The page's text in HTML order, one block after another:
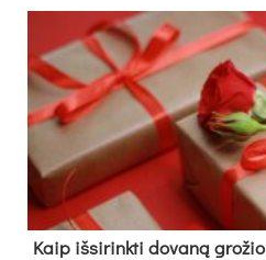
Kaip išsirinkti dovaną